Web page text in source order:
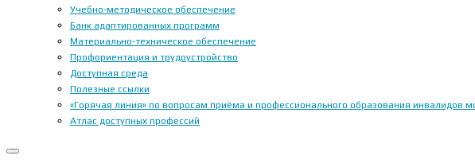
Учебно-методическое обеспечение
Банк адаптированных программ
Материально-техническое обеспечение
Профориентация и трудоустройство
Доступная среда
Полезные ссылки
«Горячая линия» по вопросам приёма и профессионального образования инвалидов
Атлас доступных профессий